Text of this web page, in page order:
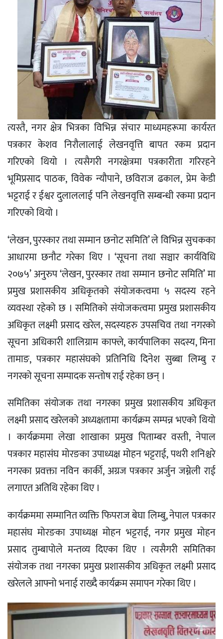
त्यस्तै, नगर क्षेत्र भित्रका विभिन्न संचार माध्यमहरूमा कार्यरत
पत्रकार केशव निरौलालाई लेखनवृत्ति बापत रकम प्रदान
गरिएको थियो । त्यसैगरी नगरक्षेत्रमा पत्रकारीता गरिरहने
भूमिप्रसाद पाठक, विवेक न्यौपाने, छविराज ढकाल, प्रेम केडी
भट्टराई र ईश्वर दुलाललाई पनि लेखनवृत्ति सम्बन्धी रकमा प्रदान
गरिएको थियो ।
‘लेखन, पुरस्कार तथा सम्मान छनोट समिति’ ले विभिन्न सुचकका
आधारमा छनौट गरेका थिए । ‘सूचना तथा सञ्चार कार्यविधि
२०७५’ अनुरुप ‘लेखन, पुरस्कार तथा सम्मान छनोट समिति’ मा
प्रमुख प्रशासकीय अधिकृतको संयोजकत्वमा ५ सदस्य रहने
व्यवस्था रहेको छ । समितिको संयोजकत्वमा प्रमुख प्रशासकीय
अधिकृत लक्ष्मी प्रसाद खरेल, सदस्यहरु उपसचिव तथा नगरको
सूचना अधिकारी शालिग्राम काफ्ले, कार्यपालिका सदस्य, मिना
तामाङ, पत्रकार महासंघको प्रतिनिधि दिनेश सुब्बा लिम्बु र
नगरको सूचना सम्पादक सन्तोष राई रहेका छन् ।
समितिका संयोजक तथा नगरका प्रमुख प्रशासकीय अधिकृत
लक्ष्मी प्रसाद खरेलको अध्यक्षतामा कार्यक्रम सम्पन्न भएको थियो
। कार्यक्रममा लेखा शाखाका प्रमुख पिताम्बर वस्ती, नेपाल
पत्रकार महासंघ मोरङका उपाध्यक्ष मोहन भट्टराई, पथरी शनिश्चरे
नगरका प्रवक्ता नविन कार्की, अग्रज पत्रकार अर्जुन जम्नेली राई
लगाएत अतिथि रहेका थिए ।
कार्यक्रममा सम्मानित व्यक्ति फिपराज बेघा लिम्बु, नेपाल पत्रकार
महासंघ मोरङका उपाध्यक्ष मोहन भट्टराई, नगर प्रमुख मोहन
प्रसाद तुम्बापोले मन्तव्य दिएका थिए । त्यसैगरी समितिका
संयोजक तथा नगरका प्रमुख प्रशासकीय अधिकृत लक्ष्मी प्रसाद
खरेलले आफ्नो भनाई राख्दै कार्यक्रम समापन गरेका थिए ।